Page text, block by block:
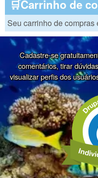
🛒Carrinho de
Seu carrinho de compras
Cadastre-se
comentários, tirar
visualizar perfis dos